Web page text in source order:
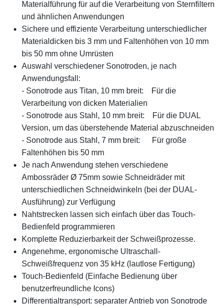
Materialführung für auf die Verarbeitung von Sternfiltern
und ähnlichen Anwendungen
Sichere und effiziente Verarbeitung unterschiedlicher
Materialdicken bis 3 mm und Faltenhöhen von 10 mm
bis 50 mm ohne Umrüsten
Auswahl verschiedener Sonotroden, je nach
Anwendungsfall:
- Sonotrode aus Titan, 10 mm breit: Für die
Verarbeitung von dicken Materialien
- Sonotrode aus Stahl, 10 mm breit: Für die DUAL
Version, um das überstehende Material abzuschneiden
- Sonotrode aus Stahl, 7 mm breit: Für große
Faltenhöhen bis 50 mm
Je nach Anwendung stehen verschiedene
Ambossräder Ø 75mm sowie Schneidräder mit
unterschiedlichen Schneidwinkeln (bei der DUAL-
Ausführung) zur Verfügung
Nahtstrecken lassen sich einfach über das Touch-
Bedienfeld programmieren
Komplette Reduzierbarkeit der Schweißprozesse.
Angenehme, ergonomische Ultraschall-
Schweißfrequenz von 35 kHz (lautlose Fertigung)
Touch-Bedienfeld (Einfache Bedienung über
benutzerfreundliche Icons)
Differentialtransport: separater Antrieb von Sonotrode